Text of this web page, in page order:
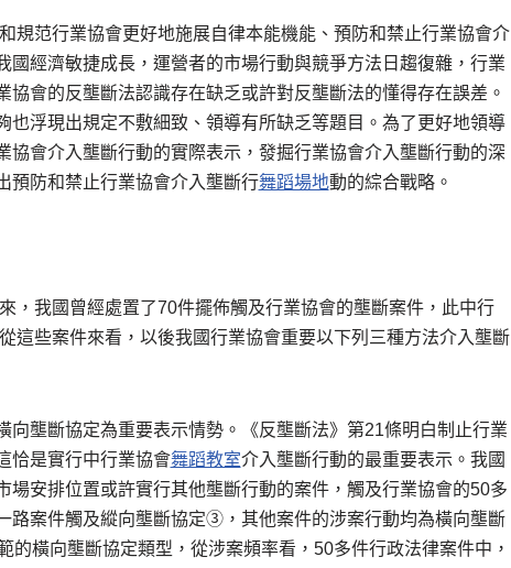
規范行業協會更好地施展自律本能機能、預防和禁止行業協會介
國經濟敏捷成長，運營者的市場行動與競爭方法日趨復雜，行業
會的反壟斷法認識存在缺乏或許對反壟斷法的懂得存在誤差。
也浮現出規定不敷細致、領導有所缺乏等題目。為了更好地領導
會介入壟斷行動的實際表示，發掘行業協會介入壟斷行動的深
預防和禁止行業協會介入壟斷行舞蹈場地動的綜合戰略。
，我國曾經處置了70件擺佈觸及行業協會的壟斷案件，此中行
些案件來看，以後我國行業協會重要以下列三種方法介入壟斷
向壟斷協定為重要表示情勢。《反壟斷法》第21條明白制止行業
恰是實行中行業協會舞蹈教室介入壟斷行動的最重要表示。我國
場安排位置或許實行其他壟斷行動的案件，觸及行業協會的50多
路案件觸及縱向壟斷協定③，其他案件的涉案行動均為橫向壟斷
橫向壟斷協定類型，從涉案頻率看，50多件行政法律案件中，